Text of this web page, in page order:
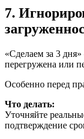
7.
«Сделаем за 3
перегружена или
Особенно перед
Что делать:
Уточняйте
подтверждение